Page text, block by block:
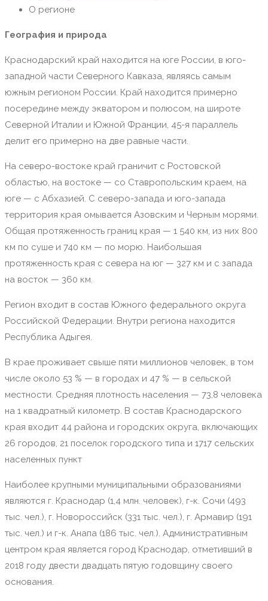
О регионе
География и природа
Краснодарский край находится на юге России, в юго-
западной части Северного Кавказа, являясь самым
южным регионом России. Край находится примерно
посередине между экватором и полюсом, на широте
Северной Италии и Южной Франции, 45-я параллель
делит его примерно на две равные части.
На северо-востоке край граничит с Ростовской
областью, на востоке — со Ставропольским краем, на
юге — с Абхазией. С северо-запада и юго-запада
территория края омывается Азовским и Черным морями.
Общая протяженность границ края — 1 540 км, из них 800
км по суше и 740 км — по морю. Наибольшая
протяженность края с севера на юг — 327 км и с запада
на восток — 360 км.
Регион входит в состав Южного федерального округа
Российской Федерации. Внутри региона находится
Республика Адыгея.
В крае проживает свыше пяти миллионов человек, в том
числе около 53 % — в городах и 47 % — в сельской
местности. Средняя плотность населения — 73,8 человека
на 1 квадратный километр. В состав Краснодарского
края входит 44 района и городских округа, включающих
26 городов, 21 поселок городского типа и 1717 сельских
населенных пункт
Наиболее крупными муниципальными образованиями
являются г. Краснодар (1,4 млн. человек), г-к. Сочи (493
тыс. чел.), г. Новороссийск (331 тыс. чел.), г. Армавир (191
тыс. чел.) и г-к. Анапа (186 тыс. чел.). Административным
центром края является город Краснодар, отметивший в
2018 году двести двадцать пятую годовщину своего
основания.